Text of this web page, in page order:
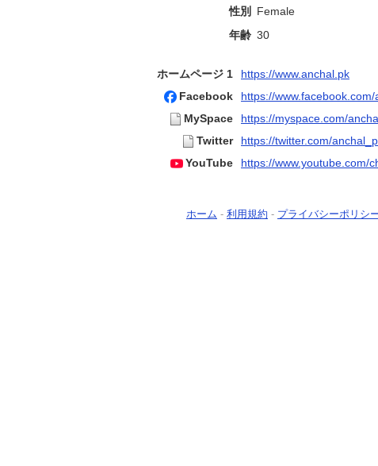
性別
Female
年齢 30
ホームページ 1
https://www.anchal.pk
Facebook
https://
MySpace
https://myspace.com/
Twitter
https://twitter.com/
YouTube
https://www.youtube.com/
ホーム - 利用規約 - プライバシーポリシ